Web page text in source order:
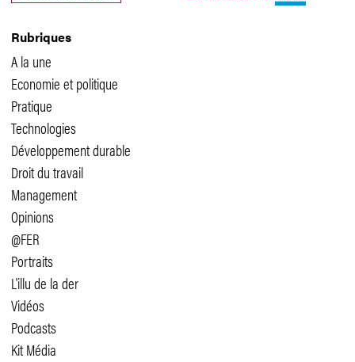
Rubriques
A la une
Economie et politique
Pratique
Technologies
Développement durable
Droit du travail
Management
Opinions
@FER
Portraits
L'illu de la der
Vidéos
Podcasts
Kit Média